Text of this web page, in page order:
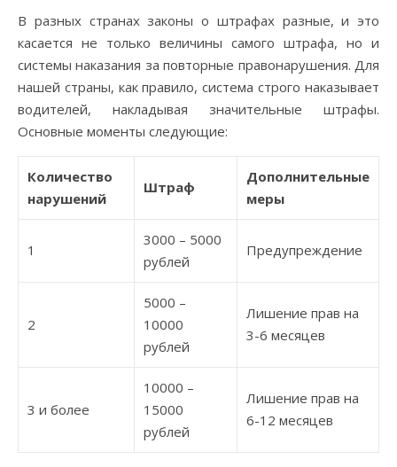
В разных странах законы о штрафах разные, и это
касается не только величины самого штрафа, но и
системы наказания за повторные правонарушения. Для
нашей страны, как правило, система строго наказывает
водителей, накладывая значительные штрафы.
Основные моменты следующие:
Количество
нарушений
Штраф
Дополнительные
меры
1
3000 – 5000
рублей
Предупреждение
2
5000 –
10000
рублей
Лишение прав на
3-6 месяцев
3 и более
10000 –
15000
рублей
Лишение прав на
6-12 месяцев